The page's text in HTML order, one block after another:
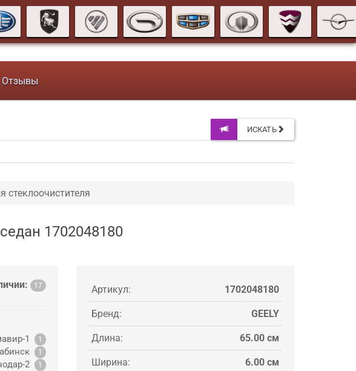
Отзывы
ИСКАТЬ
стеклоочистителя
1702048180
17
1 1
1
2 1
Артикул: 1702048180
Бренд: GEELY
Длина: 65.00 см
Ширина: 6.00 см